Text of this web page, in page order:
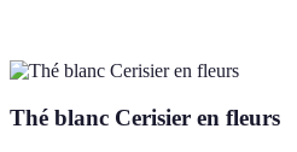
Thé blanc Cerisier en fleurs